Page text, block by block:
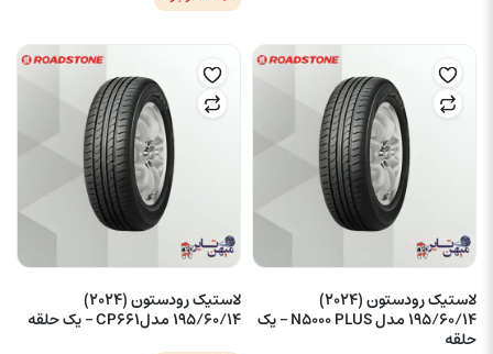
لاستیک رودستون (2024)
195/60/14 مدل N5000 PLUS – یک
حلقه
لاستیک رودستون (2024)
195/60/14 مدلCP661 – یک حلقه